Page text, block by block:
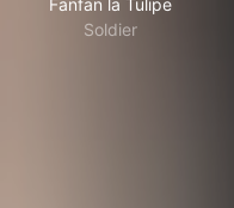
Fanfan la Tulipe
Soldier